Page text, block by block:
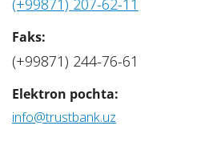
(+99871) 207-62-11
Faks:
(+99871) 244-76-61
Elektron pochta:
info@trustbank.uz